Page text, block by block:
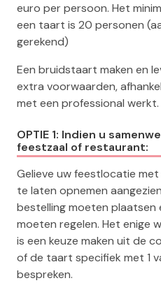
euro per persoon. Het
een taart is 20 personen
gerekend)
Een bruidstaart maken en
extra voorwaarden,
met een professional werkt.
OPTIE 1: Indien u
feestzaal of restaurant:
Gelieve uw feestlocatie
te laten opnemen
bestelling moeten plaatsen
moeten regelen. Het enige
is een keuze maken uit de
of de taart specifiek met 1
bespreken.